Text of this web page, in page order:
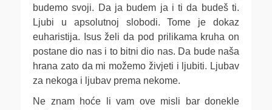
budemo svoji. Da ja budem ja i ti da budeš ti.
Ljubi u apsolutnoj slobodi. Tome je dokaz
euharistija. Isus želi da pod prilikama kruha on
postane dio nas i to bitni dio nas. Da bude naša
hrana zato da mi možemo živjeti i ljubiti. Ljubav
za nekoga i ljubav prema nekome.
Ne znam hoće li vam ove misli bar donekle